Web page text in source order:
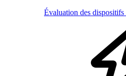
Évaluation des